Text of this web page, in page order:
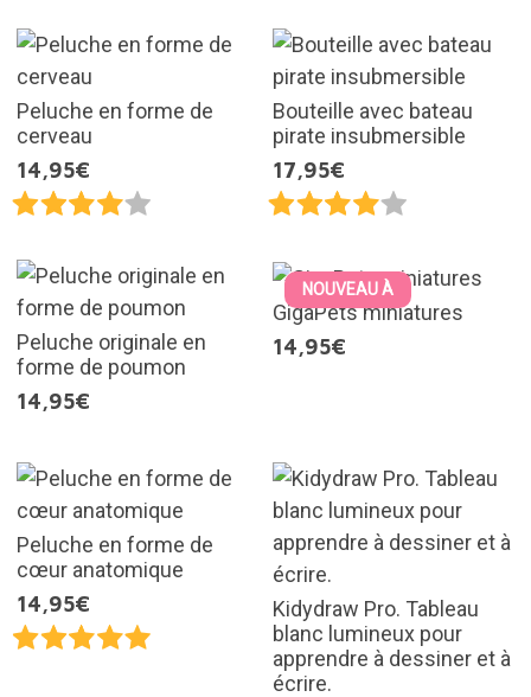
Peluche en forme de
cerveau
14,95€
Bouteille avec bateau
pirate insubmersible
17,95€
Peluche originale en
forme de poumon
14,95€
NOUVEAU À
GigaPets miniatures
14,95€
Peluche en forme de
cœur anatomique
14,95€
Kidydraw Pro. Tableau
blanc lumineux pour
apprendre à dessiner et à
écrire.